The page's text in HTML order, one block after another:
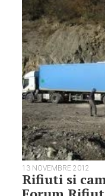
13 NOVEMBRE 2012
Rifiuti si